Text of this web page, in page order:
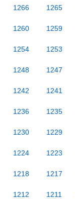
1266 1265
1260 1259
1254 1253
1248 1247
1242 1241
1236 1235
1230 1229
1224 1223
1218 1217
1212 1211